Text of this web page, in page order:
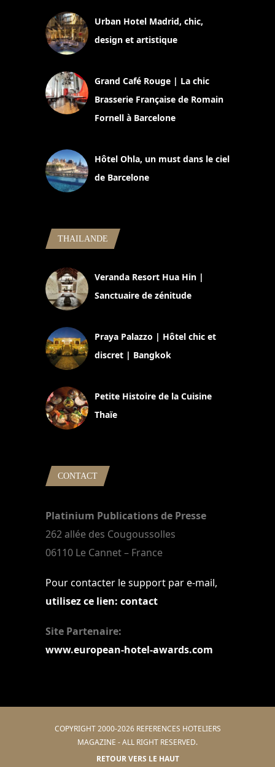
Urban Hotel Madrid, chic,
design et artistique
Grand Café Rouge | La chic
Brasserie Française de Romain
Fornell à Barcelone
Hôtel Ohla, un must dans le ciel
de Barcelone
THAILANDE
Veranda Resort Hua Hin |
Sanctuaire de zénitude
Praya Palazzo | Hôtel chic et
discret | Bangkok
Petite Histoire de la Cuisine
Thaïe
CONTACT
Platinium Publications de Presse
262 allée des Cougoussolles
06110 Le Cannet – France
Pour contacter le support par e-mail,
utilisez ce lien: contact
Site Partenaire:
www.european-hotel-awards.com
COPYRIGHT 2000-2026 REFERENCES HOTELIERS
MAGAZINE - ALL RIGHT RESERVED.
RETOUR VERS LE HAUT